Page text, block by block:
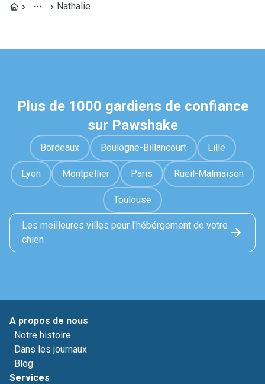
Nathalie
Plus de 1000 gardiens de confiance
sur Pawshake
Bordeaux Boulogne-Billancourt Lille
Lyon Montpellier Paris Rueil-Malmaison
Toulouse
Les meilleures villes pour l'hébérgement de votre
chien
A propos de nous
Notre histoire
Dans les journaux
Blog
Services